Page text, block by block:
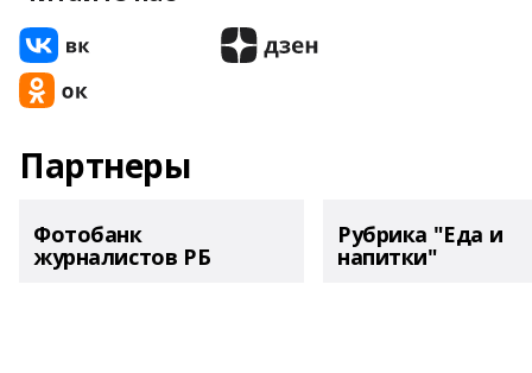
Партнеры
Фотобанк
журналистов РБ
Рубрика "Еда и
напитки"